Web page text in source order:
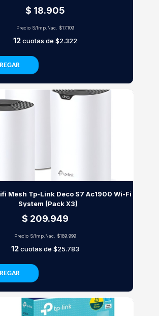
$ 18.905
Precio S/Imp.Nac. $17.109
12cuotas de $2.322
Mesh Tp-Link Deco S7 Ac1900 Wi-Fi
System (Pack X3)
$ 209.949
Precio S/Imp.Nac. $189.999
12cuotas de $25.783